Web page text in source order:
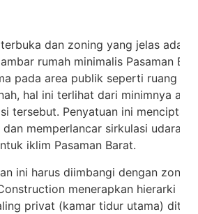
dan zoning yang jelas
rumah minimalis Pasaman
pada area publik seperti ruang
hal ini terlihat dari minimnya
tersebut. Penyatuan ini
dan memperlancar sirkulasi udara
iklim Pasaman Barat.
ini harus diimbangi dengan
menerapkan hierarki
privat (kamar tidur utama)